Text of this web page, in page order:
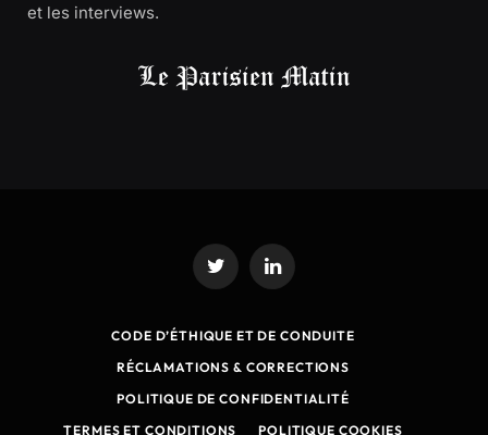
et les interviews.
Twitter LinkedIn
CODE D’ÉTHIQUE ET DE CONDUITE
RÉCLAMATIONS & CORRECTIONS
POLITIQUE DE CONFIDENTIALITÉ
TERMES ET CONDITIONS
POLITIQUE COOKIES